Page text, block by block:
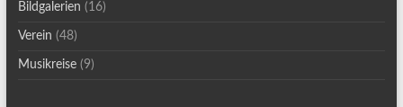
Bildgalerien (16)
Verein (48)
Musikreise(9)